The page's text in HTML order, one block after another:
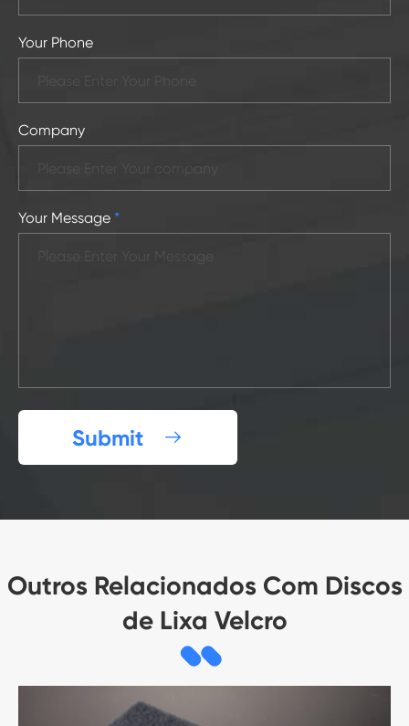
Your Phone
Company
Your Message *
Submit 
Outros Relacionados Com Discos
de Lixa Velcro